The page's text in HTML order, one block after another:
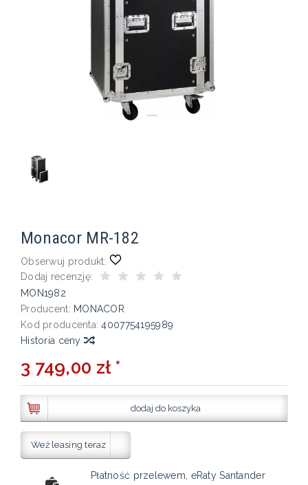
Monacor MR-182
Obserwuj produkt:
Dodaj recenzję:
MON1982
Producent: MONACOR
Kod producenta: 4007754195989
Historia ceny
3 749,00 zł *
dodaj do koszyka
Weź leasing teraz
Płatność przelewem, eRaty Santander